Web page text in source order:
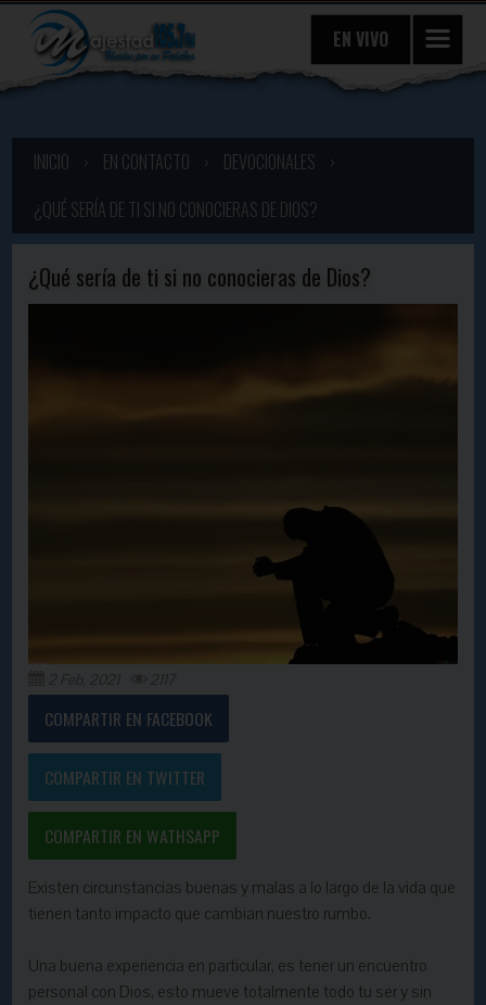
EN VIVO
INICIO EN CONTACTO DEVOCIONALES
¿QUÉ SERÍA DE TI SI NO CONOCIERAS DE DIOS?
¿Qué sería de ti si no conocieras de Dios?
2 Feb, 2021 2117
COMPARTIR EN FACEBOOK
COMPARTIR EN TWITTER
COMPARTIR EN WATHSAPP
Existen circunstancias buenas y malas a lo largo de la vida que
tienen tanto impacto que cambian nuestro rumbo.
Una buena experiencia en particular, es tener un encuentro
personal con Dios, esto mueve totalmente todo tu ser y sin